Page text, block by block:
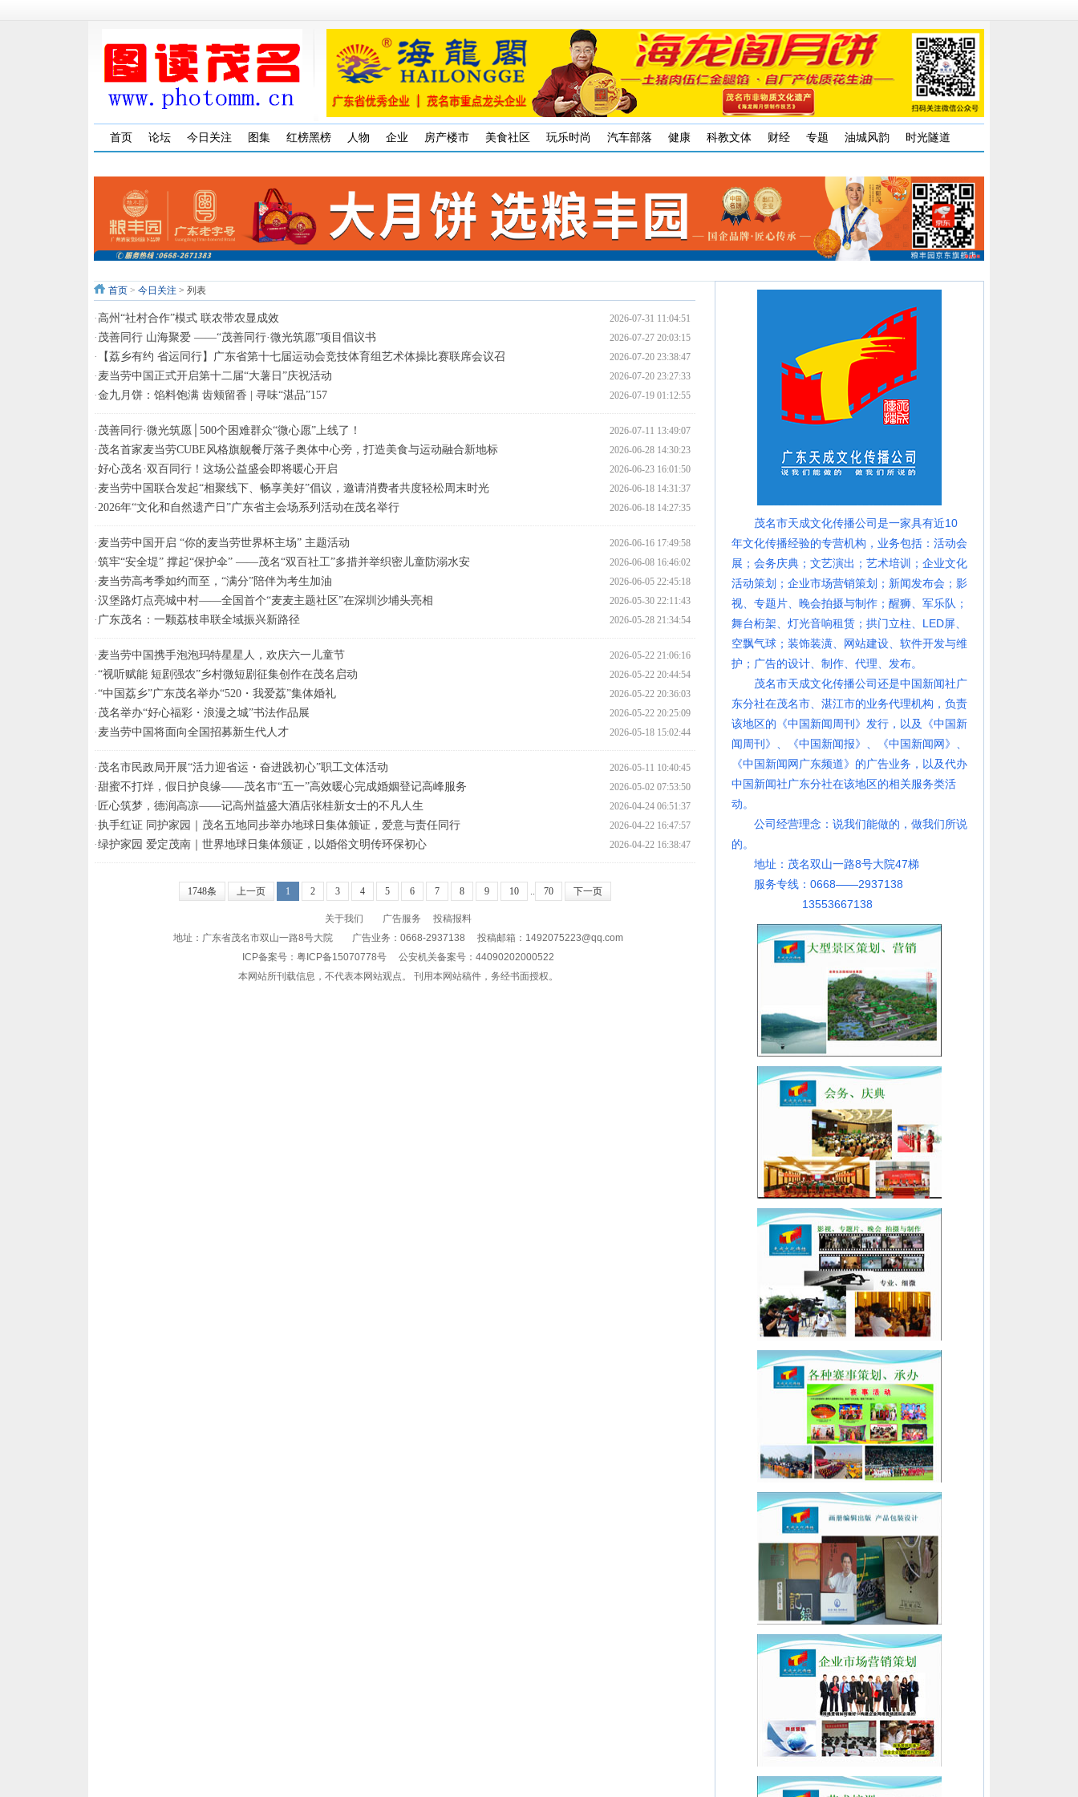
首页 论坛 今日关注 图集 红榜黑榜 人物 企业 房产楼市 美食社区 玩乐时尚 汽车部落 健康 科教文体 财经 专题 油城风韵 时光隧道
首页 > 今日关注 > 列表
2026-07-31 11:04:51
· 高州“社村合作”模式 联农带农显成效
2026-07-27 20:03:15
· 茂善同行 山海聚爱 ——“茂善同行·微光筑愿”项目倡议书
2026-07-20 23:38:47
· 【荔乡有约 省运同行】广东省第十七届运动会竞技体育组艺术体操比赛联席会议召
2026-07-20 23:27:33
· 麦当劳中国正式开启第十二届“大薯日”庆祝活动
2026-07-19 01:12:55
·金九月饼：馅料饱满 齿颊留香 | 寻味“湛品”157
2026-07-11 13:49:07
· 茂善同行·微光筑愿│500个困难群众“微心愿”上线了！
2026-06-28 14:30:23
· 茂名首家麦当劳CUBE风格旗舰餐厅落子奥体中心旁，打造美食与运动融合新地标
2026-06-23 16:01:50
·好心茂名·双百同行！这场公益盛会即将暖心开启
2026-06-18 14:31:37
· 麦当劳中国联合发起“相聚线下、畅享美好”倡议，邀请消费者共度轻松周末时光
2026-06-18 14:27:35
·2026年“文化和自然遗产日”广东省主会场系列活动在茂名举行
2026-06-16 17:49:58
· 麦当劳中国开启 “你的麦当劳世界杯主场” 主题活动
2026-06-08 16:46:02
·筑牢“安全堤” 撑起“保护伞” ——茂名“双百社工”多措并举织密儿童防溺水安
2026-06-05 22:45:18
· 麦当劳高考季如约而至，“满分”陪伴为考生加油
2026-05-30 22:11:43
·汉堡路灯点亮城中村——全国首个“麦麦主题社区”在深圳沙埔头亮相
2026-05-28 21:34:54
· 广东茂名：一颗荔枝串联全域振兴新路径
2026-05-22 21:06:16
· 麦当劳中国携手泡泡玛特星星人，欢庆六一儿童节
2026-05-22 20:44:54
·“视听赋能 短剧强农”乡村微短剧征集创作在茂名启动
2026-05-22 20:36:03
·“中国荔乡”广东茂名举办“520・我爱荔”集体婚礼
2026-05-22 20:25:09
· 茂名举办“好心福彩・浪漫之城”书法作品展
2026-05-18 15:02:44
· 麦当劳中国将面向全国招募新生代人才
2026-05-11 10:40:45
· 茂名市民政局开展“活力迎省运・奋进践初心”职工文体活动
2026-05-02 07:53:50
·甜蜜不打烊，假日护良缘——茂名市“五一”高效暖心完成婚姻登记高峰服务
2026-04-24 06:51:37
· 匠心筑梦，德润高凉——记高州益盛大酒店张桂新女士的不凡人生
2026-04-22 16:47:57
·执手红证 同护家园｜茂名五地同步举办地球日集体颁证，爱意与责任同行
2026-04-22 16:38:47
·绿护家园 爱定茂南｜世界地球日集体颁证，以婚俗文明传环保初心
1748条 上一页 1 2 3 4 5 6 7 8 9 10 .. 70 下一页
茂名市天成文化传播公司是一家具有近10
年文化传播经验的专营机构，业务包括：活动会
展；会务庆典；文艺演出；艺术培训；企业文化
活动策划；企业市场营销策划；新闻发布会；影
视、专题片、晚会拍摄与制作；醒狮、军乐队；
舞台桁架、灯光音响租赁；拱门立柱、LED屏、
空飘气球；装饰装潢、网站建设、软件开发与维
护；广告的设计、制作、代理、发布。
茂名市天成文化传播公司还是中国新闻社广
东分社在茂名市、湛江市的业务代理机构，负责
该地区的《中国新闻周刊》发行，以及《中国新
闻周刊》、《中国新闻报》、《中国新闻网》、
《中国新闻网广东频道》的广告业务，以及代办
中国新闻社广东分社在该地区的相关服务类活
动。
公司经营理念：说我们能做的，做我们所说
的。
地址：茂名双山一路8号大院47梯
服务专线：0668——2937138
13553667138
关于我们 广告服务
投稿报料
地址：广东省茂名市双山一路8号大院 广告业务：0668-2937138 投稿邮箱：1492075223@qq.com
ICP备案号： 粤ICP备15070778号 公安机关备案号：44090202000522
本网站所刊载信息，不代表本网站观点。 刊用本网站稿件，务经书面授权。